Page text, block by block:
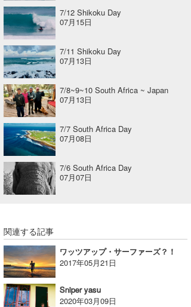
7/12 Shikoku Day
07月15日
7/11 Shikoku Day
07月13日
7/8~9~10 South Africa ~ Japan
07月13日
7/7 South Africa Day
07月08日
7/6 South Africa Day
07月07日
関連する記事
ワッツアップ・サーファーズ？！
2017年05月21日
Sniper yasu
2020年03月09日